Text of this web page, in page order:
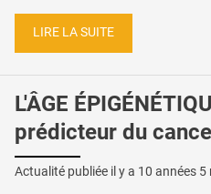
LIRE LA SUITE
L'ÂGE
prédicteur du
Actualité publiée il y a 10 années 5